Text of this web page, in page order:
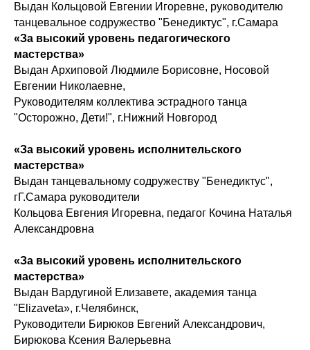
Выдан Кольцовой Евгении Игоревне, руководителю
танцевальное содружество "Бенедиктус", г.Самара
«За высокий уровень педагогического
мастерства»
Выдан Архиповой Людмиле Борисовне, Носовой
Евгении Николаевне,
Руководителям коллектива эстрадного танца
"Осторожно, Дети!", г.Нижний Новгород
«За высокий уровень исполнительского
мастерства»
Выдан танцевальному содружеству "Бенедиктус",
гГ.Самара руководители
Кольцова Евгения Игоревна, педагог Кочина Наталья
Александровна
«За высокий уровень исполнительского
мастерства»
Выдан Вардугиной Елизавете, академия танца
"Elizaveta», г.Челябинск,
Руководители Бирюков Евгений Александрович,
Бирюкова Ксения Валерьевна